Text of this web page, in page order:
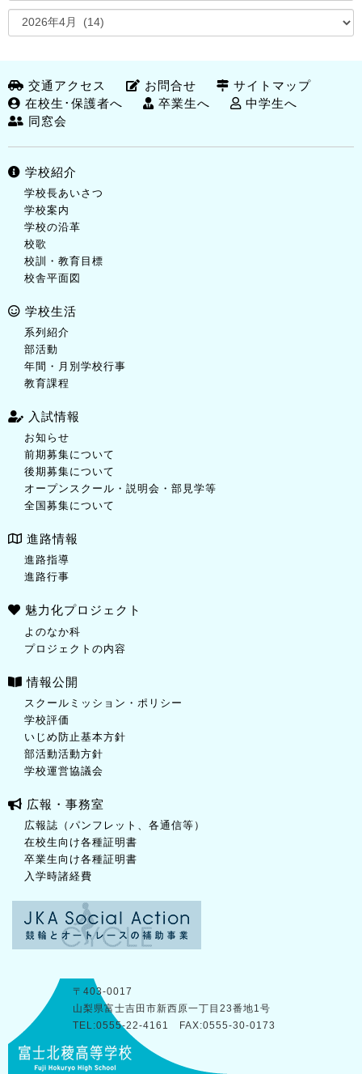
交通アクセス お問合せ
サイトマップ
在校生･保護者へ
卒業生へ
中学生へ
同窓会
学校紹介
学校長あいさつ
学校案内
学校の沿革
校歌
校訓・教育目標
校舎平面図
学校生活
系列紹介
部活動
年間・月別学校行事
教育課程
入試情報
お知らせ
前期募集について
後期募集について
オープンスクール・説明会・部見学等
全国募集について
進路情報
進路指導
進路行事
魅力化プロジェクト
よのなか科
プロジェクトの内容
情報公開
スクールミッション・ポリシー
学校評価
いじめ防止基本方針
部活動活動方針
学校運営協議会
広報・事務室
広報誌（パンフレット、各通信等）
在校生向け各種証明書
卒業生向け各種証明書
入学時諸経費
〒403-0017
山梨県富士吉田市新西原一丁目23番地1号
TEL:0555-22-4161 FAX:0555-30-0173